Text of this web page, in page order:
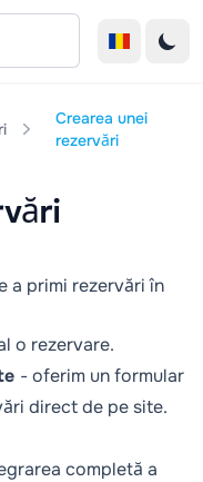
Crearea unei
rezervări
a primi rezervări în
o rezervare.
- oferim un formular
direct de pe site.
completă a